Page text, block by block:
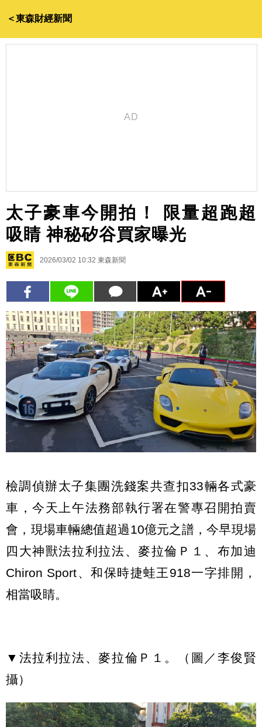
＜東森財經新聞
太子豪車今開拍！ 限量超跑超
吸睛 神秘矽谷買家曝光
2026/03/02 10:32 東森新聞
檢調偵辦太子集團洗錢案共查扣33輛各式豪
車，今天上午法務部執行署在警專召開拍賣
會，現場車輛總值超過10億元之譜，今早現場
四大神獸法拉利拉法、麥拉倫Ｐ１、布加迪
Chiron Sport、和保時捷蛙王918一字排開，
相當吸睛。
▼法拉利拉法、麥拉倫Ｐ１。（圖／李俊賢
攝）